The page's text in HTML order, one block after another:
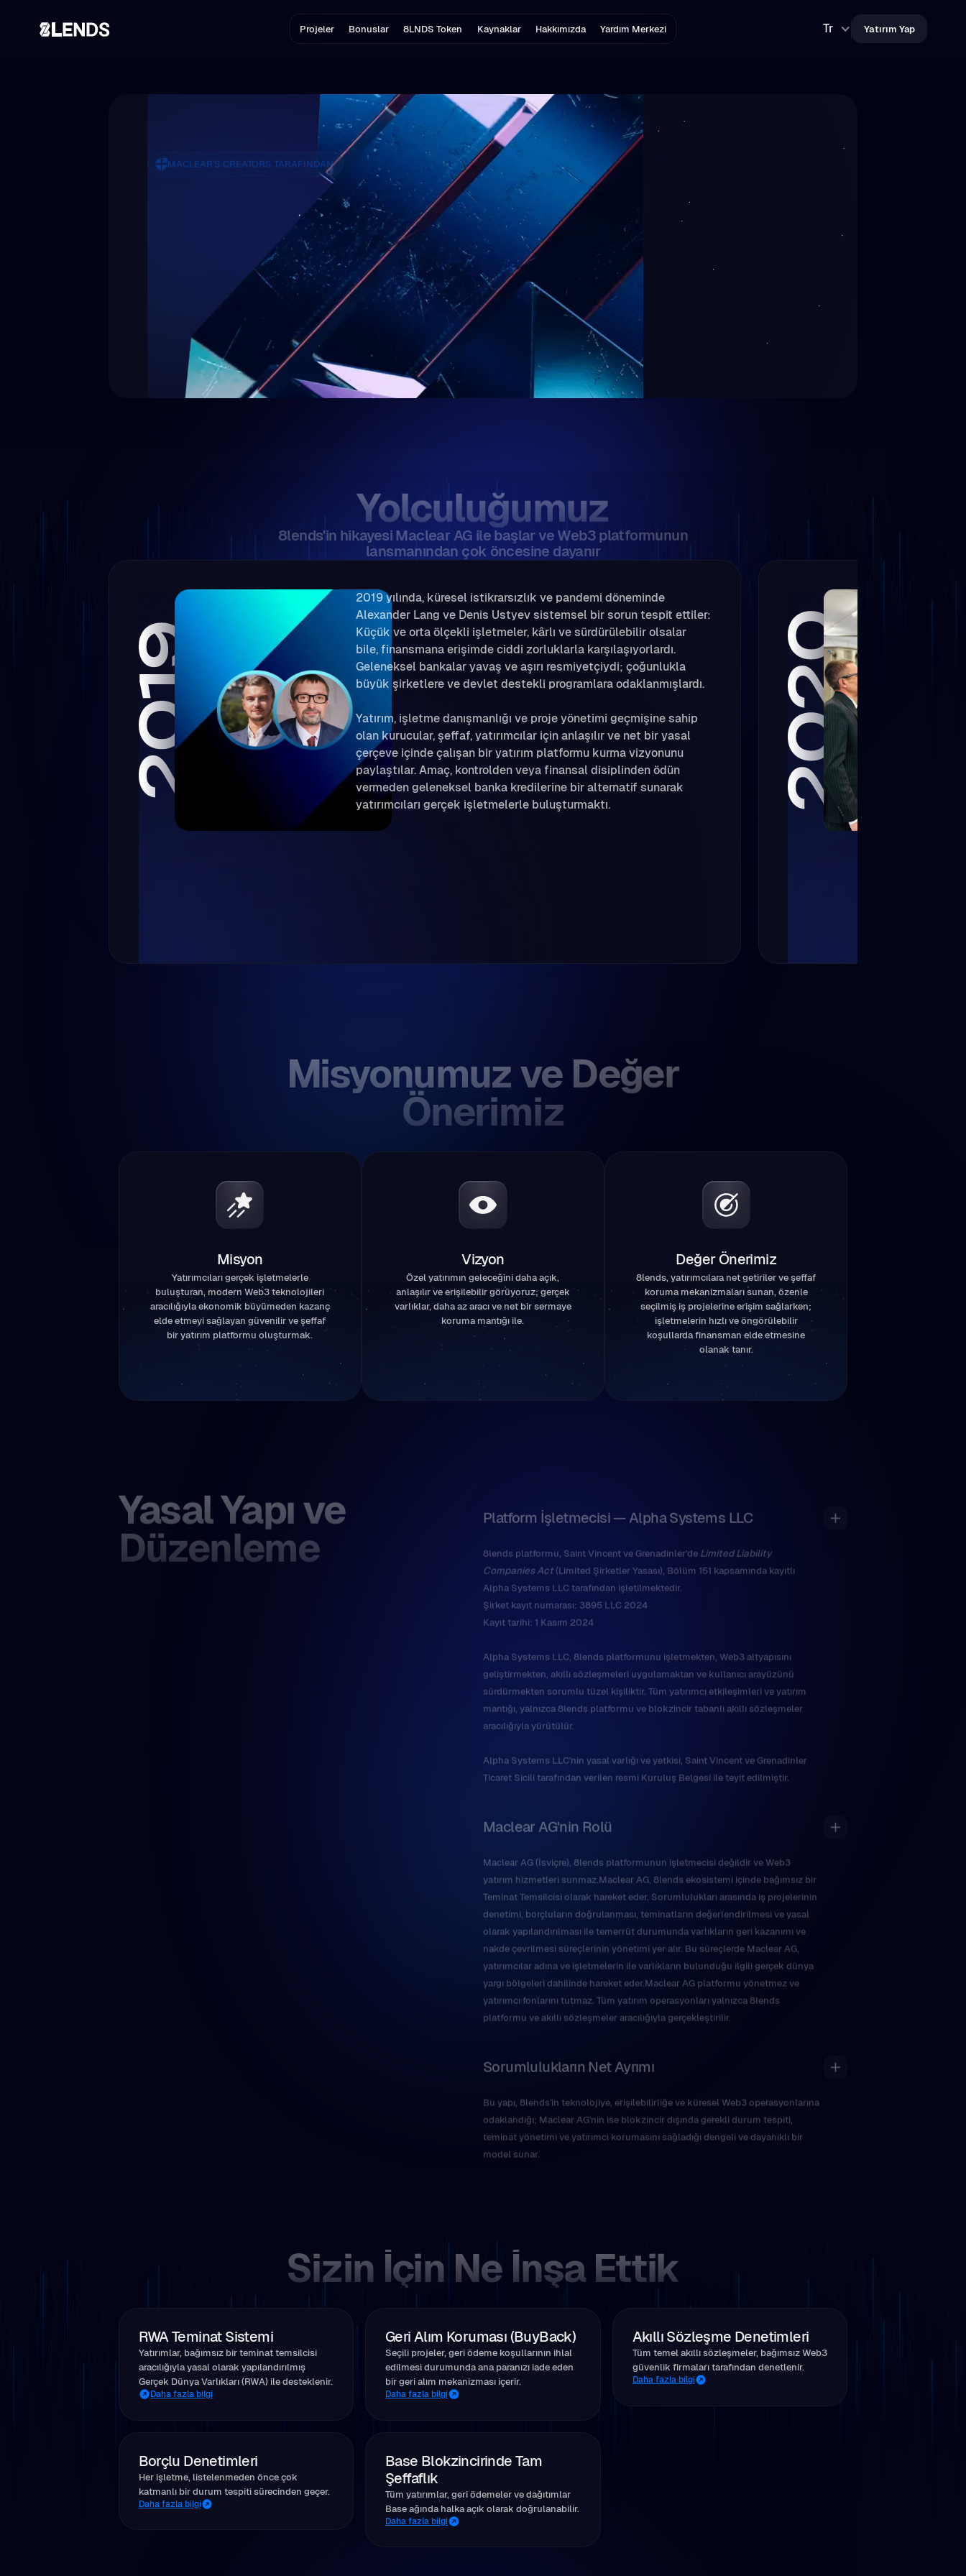
Projeler Bonuslar 8LNDS Token Kaynaklar Hakkımızda Yardım Merkezi Tr Yatırım Yap
Kripto Varlıklarınızı
Gerçek Dünyaya Yatırın
8lends, kripto varlıklarınızı dünya genelindeki gerçek
küçük ve orta ölçekli işletmelere (KOBİ) yatırmanızı
sağlayan bir yatırım platformudur.
Özel yatırımları bankacılık bürokrasisi ve gereksiz
aracılar olmadan daha basit, şeffaf ve erişilebilir hale
getirmek için Web3 altyapısını kullanıyoruz.
Yolculuğumuz
8lends'in hikayesi Maclear AG ile başlar ve Web3 platformunun
lansmanından çok öncesine dayanır
2019 yılında, küresel istikrarsızlık ve pandemi döneminde
Alexander Lang ve Denis Ustyev sistemsel bir sorun tespit ettiler:
Küçük ve orta ölçekli işletmeler, kârlı ve sürdürülebilir olsalar
bile, finansmana erişimde ciddi zorluklarla karşılaşıyorlardı.
Geleneksel bankalar yavaş ve aşırı resmiyetçiydi; çoğunlukla
büyük şirketlere ve devlet destekli programlara odaklanmışlardı.
Yatırım, işletme danışmanlığı ve proje yönetimi geçmişine sahip
olan kurucular, şeffaf, yatırımcılar için anlaşılır ve net bir yasal
çerçeve içinde çalışan bir yatırım platformu kurma vizyonunu
paylaştılar. Amaç, kontrolden veya finansal disiplinden ödün
vermeden geleneksel banka kredilerine bir alternatif sunarak
yatırımcıları gerçek işletmelerle buluşturmaktı.
Misyonumuz ve Değer
Önerimiz
Misyon
Yatırımcıları gerçek işletmelerle
buluşturan, modern Web3 teknolojileri
aracılığıyla ekonomik büyümeden kazanç
elde etmeyi sağlayan güvenilir ve şeffaf
bir yatırım platformu oluşturmak.
Vizyon
Özel yatırımın geleceğini daha açık,
anlaşılır ve erişilebilir görüyoruz; gerçek
varlıklar, daha az aracı ve net bir sermaye
koruma mantığı ile.
Değer Önerimiz
8lends, yatırımcılara net getiriler ve şeffaf
koruma mekanizmaları sunan, özenle
seçilmiş iş projelerine erişim sağlarken;
işletmelerin hızlı ve öngörülebilir
koşullarda finansman elde etmesine
olanak tanır.
Yasal Yapı ve
Düzenleme
Companies Act(Limited Şirketler Yasası), Bölüm 151 kapsamında kayıtlı
Alpha Systems LLC tarafından işletilmektedir.
Şirket kayıt numarası: 3895 LLC 2024
Kayıt tarihi: 1 Kasım 2024
geliştirmekten, akıllı sözleşmeleri uygulamaktan ve kullanıcı arayüzünü
sürdürmekten sorumlu tüzel kişiliktir. Tüm yatırımcı etkileşimleri ve yatırım
mantığı, yalnızca 8lends platformu ve blokzincir tabanlı akıllı sözleşmeler
aracılığıyla yürütülür.
Ticaret Sicili tarafından verilen resmi Kuruluş Belgesi ile teyit edilmiştir.
yatırım hizmetleri sunmaz.Maclear AG, 8lends ekosistemi içinde bağımsız bir
Teminat Temsilcisi olarak hareket eder. Sorumlulukları arasında iş projelerinin
denetimi, borçluların doğrulanması, teminatların değerlendirilmesi ve yasal
olarak yapılandırılması ile temerrüt durumunda varlıkların geri kazanımı ve
nakde çevrilmesi süreçlerinin yönetimi yer alır. Bu süreçlerde Maclear AG,
yatırımcılar adına ve işletmelerin ile varlıkların bulunduğu ilgili gerçek dünya
yargı bölgeleri dahilinde hareket eder.Maclear AG platformu yönetmez ve
yatırımcı fonlarını tutmaz. Tüm yatırım operasyonları yalnızca 8lends
platformu ve akıllı sözleşmeler aracılığıyla gerçekleştirilir.
odaklandığı; Maclear AG'nin ise blokzincir dışında gerekli durum tespiti,
teminat yönetimi ve yatırımcı korumasını sağladığı dengeli ve dayanıklı bir
model sunar.
Sizin İçin Ne İnşa Ettik
RWA Teminat Sistemi
Yatırımlar, bağımsız bir teminat temsilcisi
aracılığıyla yasal olarak yapılandırılmış
Gerçek Dünya Varlıkları (RWA) ile desteklenir.
Daha fazla bilgi
Geri Alım Koruması (BuyBack)
Seçili projeler, geri ödeme koşullarının ihlal
edilmesi durumunda ana paranızı iade eden
bir geri alım mekanizması içerir.
Daha fazla bilgi
Akıllı Sözleşme Denetimleri
Tüm temel akıllı sözleşmeler, bağımsız Web3
güvenlik firmaları tarafından denetlenir.
Daha fazla bilgi
Borçlu Denetimleri
Her işletme, listelenmeden önce çok
katmanlı bir durum tespiti sürecinden geçer.
Daha fazla bilgi
Base Blokzincirinde Tam
Şeffaflık
Tüm yatırımlar, geri ödemeler ve dağıtımlar
Base ağında halka açık olarak doğrulanabilir.
Daha fazla bilgi